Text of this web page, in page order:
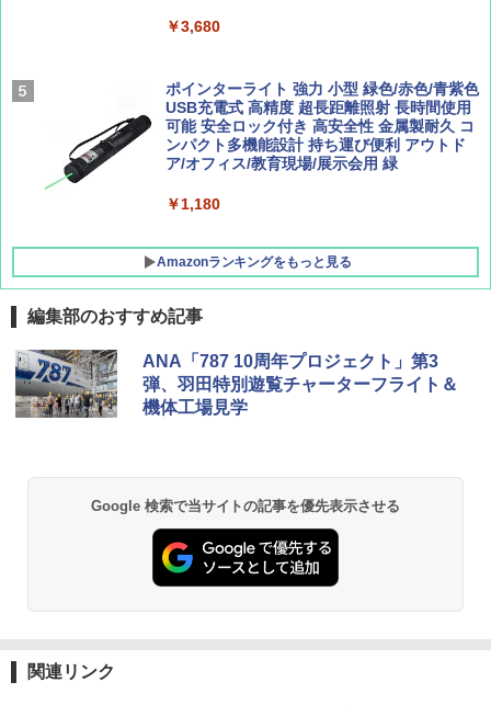
￥1,760
￥1,540
￥9,990
[キャンパーズコレクション 山善] 傘みたいに
広げるだけ パッとサッとテント キューブ ブ
ラックコーティング フルクローズ メッシュ 3
人用 簡単設置 ポップアップテント PATC-15
0B エクルベージュ
￥10,990
￥3,680
ポインターライト 強力 小型 緑色/赤色/青紫色
USB充電式 高精度 超長距離照射 長時間使用
可能 安全ロック付き 高安全性 金属製耐久 コ
ンパクト多機能設計 持ち運び便利 アウトド
ア/オフィス/教育現場/展示会用 緑
￥1,180
Amazonランキングをもっと見る
編集部のおすすめ記事
ANA「787 10周年プロジェクト」第3
弾、羽田特別遊覧チャーターフライト＆
機体工場見学
Google 検索で当サイトの記事を優先表示させる
関連リンク